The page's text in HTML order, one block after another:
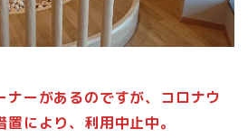
ナーがあるのですが、コロナウ
により、利用中止中。